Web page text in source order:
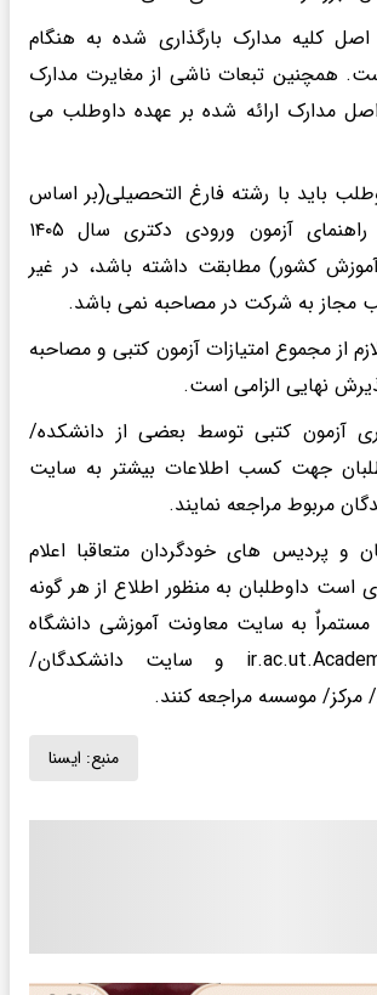
کلیه مدارک بارگذاری شده به هنگام
همچنین تبعات ناشی از مغایرت مدارک
اصل مدارک ارائه شده بر عهده داوطلب می
باید با رشته فارغ التحصیلی(بر اساس
دفترچه شماره ۱ راهنمای آزمون ورودی دکتری سال ۱۴۰۵
کشور) مطابقت داشته باشد، در غیر
مجاز به شرکت در مصاحبه نمی باشد.
از مجموع امتیازات آزمون کتبی و مصاحبه
نهایی الزامی است.
آزمون کتبی توسط بعضی از دانشکده/
جهت کسب اطلاعات بیشتر به سایت
مربوط مراجعه نمایند.
و پردیس های خودگردان متعاقبا اعلام
داوطلبان به منظور اطلاع از هر گونه
مستمراٌ به سایت معاونت آموزشی دانشگاه
به نشانی ir.ac.ut.Academics و سایت دانشکدگان/
موسسه مراجعه کنند.
منبع: ايسنا